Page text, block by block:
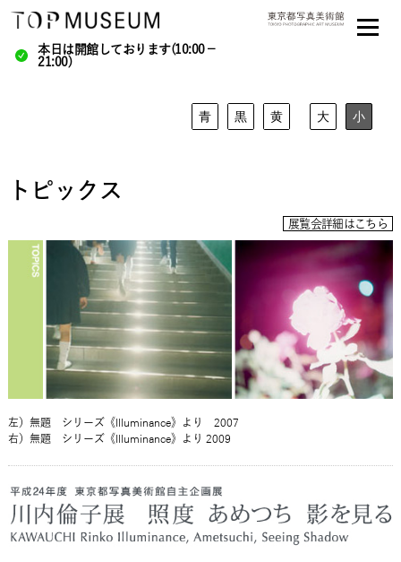
本日は開館しております(10:00－
21:00)
青 黒 黄 大 小
トピックス
展覧会詳細はこちら
左）無題 シリーズ《Illuminance》より 2007
右）無題 シリーズ《Illuminance》より 2009